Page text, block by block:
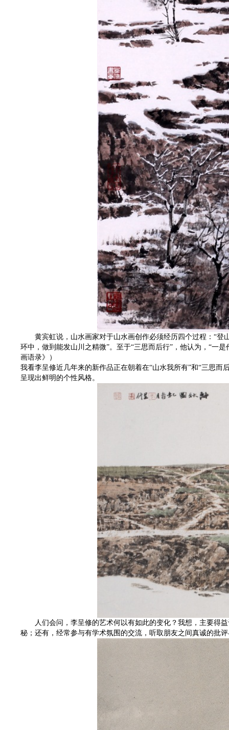
黄宾虹说，山水画家对于山水画创作必须经历四个过程：“登山
环中，做到能发山川之精微”。至于“三思而后行”，他认为，“一
画语录》）
我看李呈修近几年来的新作品正在朝着在“山水我所有”和“三思
呈现出鲜明的个性风格。
人们会问，李呈修的艺术何以有如此的变化？我想，主要得益
秘；还有，经常参与有学术氛围的交流，听取朋友之间真诚的批